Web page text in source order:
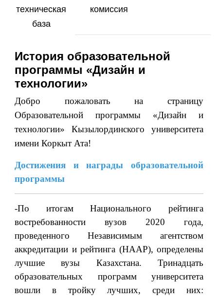
техническая
база
комиссия
История образовательной
программы «Дизайн и
технологии»
Добро пожаловать на страницу
Образовательной программы «Дизайн и
технологии» Кызылординского университета
имени Коркыт Ата!
Достижения и награды образовательной
программы
-По итогам Национального рейтинга
востребованности вузов 2020 года,
проведенного Независимым агентством
аккредитации и рейтинга (НААР), определены
лучшие вузы Казахстана. Тринадцать
образовательных программ университета
вошли в тройку лучших, среди них: